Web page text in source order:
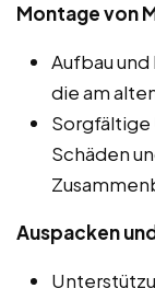
Montage von
Aufbau
die am
Sorgfältige
Schäden
Auspacken